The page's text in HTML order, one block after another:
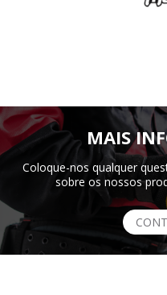
MAIS
Coloque-nos qualquer
sobre os nossos